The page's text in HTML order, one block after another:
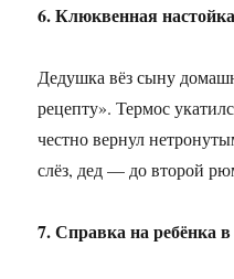
6. Клюквенная
Дедушка вёз сыну
рецепту». Термос
честно вернул
слёз, дед — до второй
7. Справка на ребёнка в